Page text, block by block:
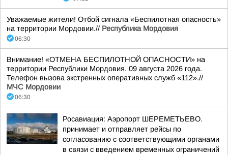
Уважаемые жители! Отбой сигнала «Беспилотная опасность»
на территории Мордовии.// Республика Мордовия
06:30
Внимание! «ОТМЕНА БЕСПИЛОТНОЙ ОПАСНОСТИ» на
территории Республики Мордовия. 09 августа 2026 года.
Телефон вызова экстренных оперативных служб «112».//
МЧС Мордовии
06:30
Росавиация: Аэропорт ШЕРЕМЕТЬЕВО.
принимает и отправляет рейсы по
согласованию с соответствующими органами
в связи с введением временных ограничений